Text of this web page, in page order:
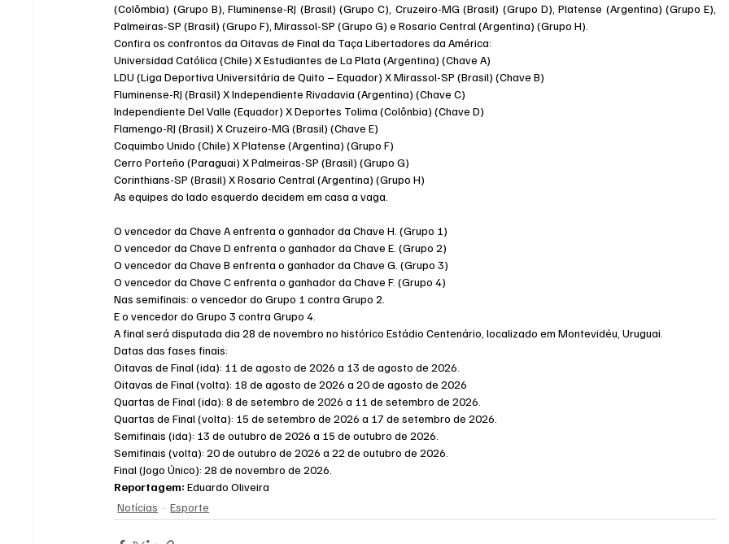
(Colômbia) (Grupo B), Fluminense-RJ (Brasil) (Grupo C), Cruzeiro-MG (Brasil) (Grupo D), Platense (Argentina) (Grupo E),
Palmeiras-SP (Brasil) (Grupo F), Mirassol-SP (Grupo G) e Rosario Central (Argentina) (Grupo H).
Confira os confrontos da Oitavas de Final da Taça Libertadores da América:
Universidad Católica (Chile) X Estudiantes de La Plata (Argentina) (Chave A)
LDU (Liga Deportiva Universitária de Quito – Equador) X Mirassol-SP (Brasil) (Chave B)
Fluminense-RJ (Brasil) X Independiente Rivadavia (Argentina) (Chave C)
Independiente Del Valle (Equador) X Deportes Tolima (Colônbia) (Chave D)
Flamengo-RJ (Brasil) X Cruzeiro-MG (Brasil) (Chave E)
Coquimbo Unido (Chile) X Platense (Argentina) (Grupo F)
Cerro Porteño (Paraguai) X Palmeiras-SP (Brasil) (Grupo G)
Corinthians-SP (Brasil) X Rosario Central (Argentina) (Grupo H)
As equipes do lado esquerdo decidem em casa a vaga.
O vencedor da Chave A enfrenta o ganhador da Chave H. (Grupo 1)
O vencedor da Chave D enfrenta o ganhador da Chave E. (Grupo 2)
O vencedor da Chave B enfrenta o ganhador da Chave G. (Grupo 3)
O vencedor da Chave C enfrenta o ganhador da Chave F. (Grupo 4)
Nas semifinais: o vencedor do Grupo 1 contra Grupo 2.
E o vencedor do Grupo 3 contra Grupo 4.
A final será disputada dia 28 de novembro no histórico Estádio Centenário, localizado em Montevidéu, Uruguai.
Datas das fases finais:
Oitavas de Final (ida): 11 de agosto de 2026 a 13 de agosto de 2026.
Oitavas de Final (volta): 18 de agosto de 2026 a 20 de agosto de 2026
Quartas de Final (ida): 8 de setembro de 2026 a 11 de setembro de 2026.
Quartas de Final (volta): 15 de setembro de 2026 a 17 de setembro de 2026.
Semifinais (ida): 13 de outubro de 2026 a 15 de outubro de 2026.
Semifinais (volta): 20 de outubro de 2026 a 22 de outubro de 2026.
Final (Jogo Único): 28 de novembro de 2026.
Reportagem: Eduardo Oliveira
Notícias
Esporte